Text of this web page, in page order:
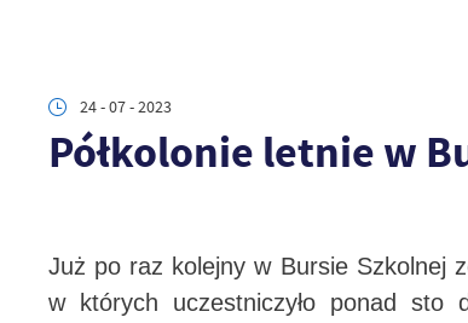
24 - 07 - 2023
Półkolonie letnie w
Już po raz kolejny w Bursie Szkolnej
w których uczestniczyło ponad sto